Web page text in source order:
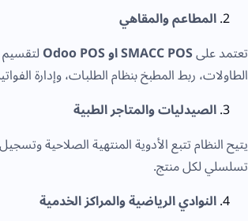
المطاعم والمقاهي
تعتمد علىSMACC POS او Odoo POS
الطاولات، ربط المطبخ بنظام الطلبات، وإدارة
الصيدليات والمتاجر الطبية
يتيح النظام تتبع الأدوية المنتهية الصلاحية
تسلسلي لكل منتج.
النوادي الرياضية والمراكز الخدمية